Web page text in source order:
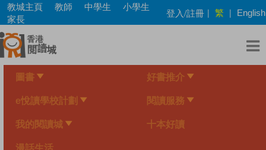
Skip
main
content
教城主頁 教師 中學生
小學生
家長
登入/註冊 | 繁 | English
圖書 好書推介
e悅讀學校計劃 閱讀服務
我的閱讀城 十本好讀
漫話生活